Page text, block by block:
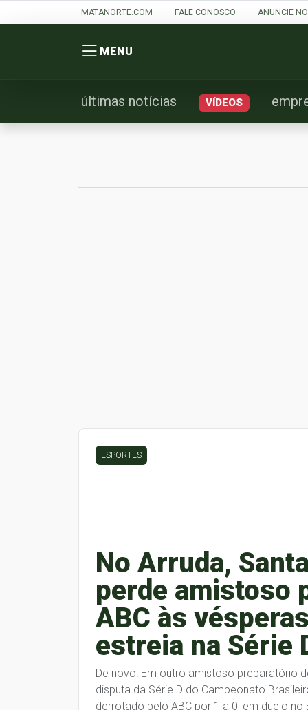
MATANORTE.COM FALE CONOSCO ANUNCIE
MENU
últimas notícias VÍDEOS
ESPORTES
No Arruda,
perde amistoso
ABC às
estreia na Série
De novo! Em outro amistoso preparatório
disputa da Série D do Campeonato
derrotado pelo ABC por 1 a 0, em duelo no